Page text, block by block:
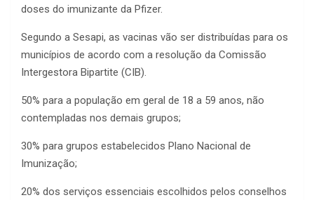
doses do imunizante da Pfizer.
Segundo a Sesapi, as vacinas vão ser distribuídas para os
municípios de acordo com a resolução da Comissão
Intergestora Bipartite (CIB).
50% para a população em geral de 18 a 59 anos, não
contempladas nos demais grupos;
30% para grupos estabelecidos Plano Nacional de
Imunização;
20% dos serviços essenciais escolhidos pelos conselhos